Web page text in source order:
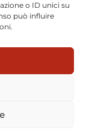
o ID unici su
può influire